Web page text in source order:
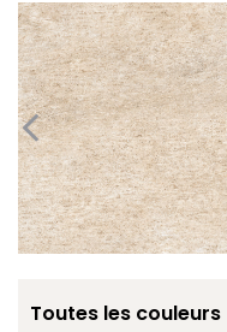
Toutes les couleurs